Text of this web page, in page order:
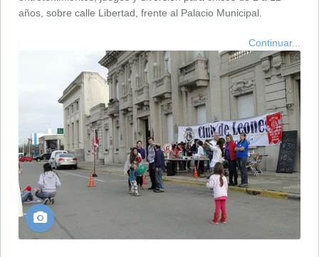
años, sobre calle Libertad, frente al Palacio Municipal.
Continuar...